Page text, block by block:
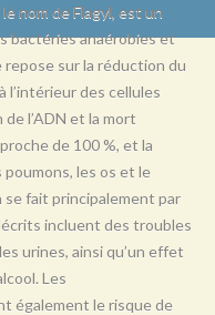
nom de Flagyl, est un
bactéries anaérobies et
repose sur la réduction du
des cellules
l’ADN et la mort
de 100 %, et la
les os et le
se fait principalement par
incluent des troubles
urines, ainsi qu’un effet
Les
également le risque de